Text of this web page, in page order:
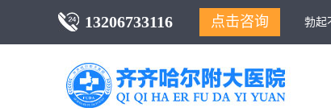
13206733116 点击咨询 勃起